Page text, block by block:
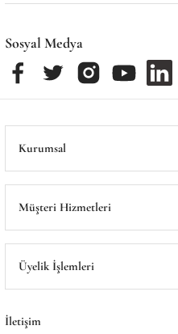
Sosyal Medya
Kurumsal
Müşteri Hizmetleri
Üyelik İşlemleri
İletişim